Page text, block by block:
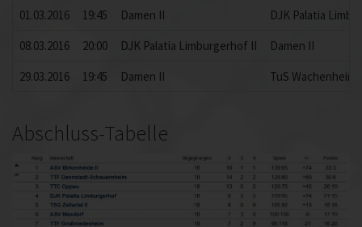
01.03.2016
19:45 Damen II
DJK Palatia
08.03.2016
20:00 DJK Palatia Limburgerhof II
Damen II
29.03.2016
19:45 Damen II TuS Wachenheim
Abschluss-Tabelle